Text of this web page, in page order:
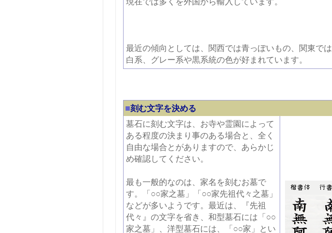
最近の傾向としては、関西では青っぽいもの、関東では
白系、グレー系や黒系統の色が好まれています。
■刻む文字を決める
墓石に刻む文字は、お寺や霊園によって
ある程度の決まり事のある場合と、全く
自由な場合とがありますので、あらかじ
め確認してください。
最も一般的なのは、家名を刻むお墓で
す。「○○家之墓」「○○家先祖代々之墓」
などが多いようです。最近は、『先祖
代々』の文字を省き、和型墓石には「○○
家之墓」、洋型墓石には、「○○家」とい